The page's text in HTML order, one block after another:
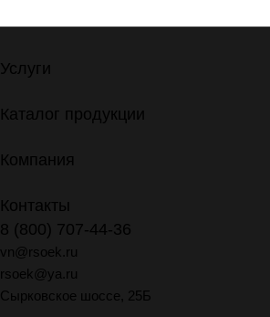
Услуги
Каталог продукции
Компания
Контакты
8 (800) 707-44-36
vn@rsoek.ru
rsoek@ya.ru
Сырковское шоссе, 25Б